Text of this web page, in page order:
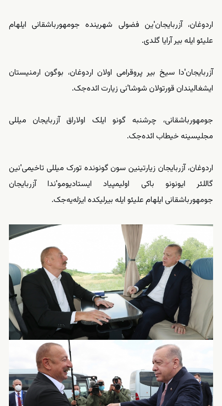
اردوغان، آزربایجان'ین فضولی شهرینده جومهورباشقانی ایلهام
علیئو ایله بیر آرایا گلدی.
آزربایجان'دا سیخ بیر پروقرامی اولان اردوغان، بوگون ارمنیستان
ایشغالیندان قورتولان شوشا'نی زیارت ائده‌جک.
جومهورباشقانی، چرشنبه گونو ایلک اولاراق آزربایجان میللی
مجلیسینه خیطاب ائده‌جک.
اردوغان، آزربایجان زیارتینین سون گونونده تورک میللی تاخیمی'نین
گاللئر ایونونو باکی اولیمپیاد ایستادیومو'ندا آزربایجان
جومهورباشقانی ایلهام علیئو ایله بیرلیکده ایزله‌یه‌جک.